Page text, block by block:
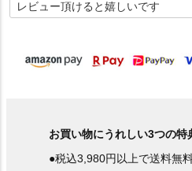
必
須
お買い物にうれしい3つの特
●税込3,980円以上で送料無